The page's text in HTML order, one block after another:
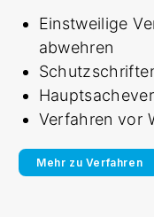
Einstweilige
abwehren
Verfahren vor
Mehr zu Verfahren